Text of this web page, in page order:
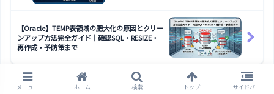
【Oracle】TEMP表領域の肥大化の原因とクリー
ンアップ方法完全ガイド｜確認SQL・RESIZE・
再作成・予防策まで
ホーム Oracle
メニュー ホーム 検索 トップ サイドバー